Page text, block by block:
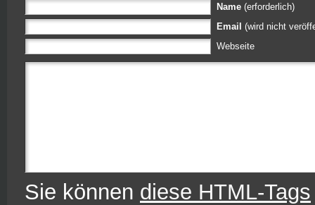
Name (erforderlich)
Email (wird nicht
Webseite
Sie können diese HTML-Tags